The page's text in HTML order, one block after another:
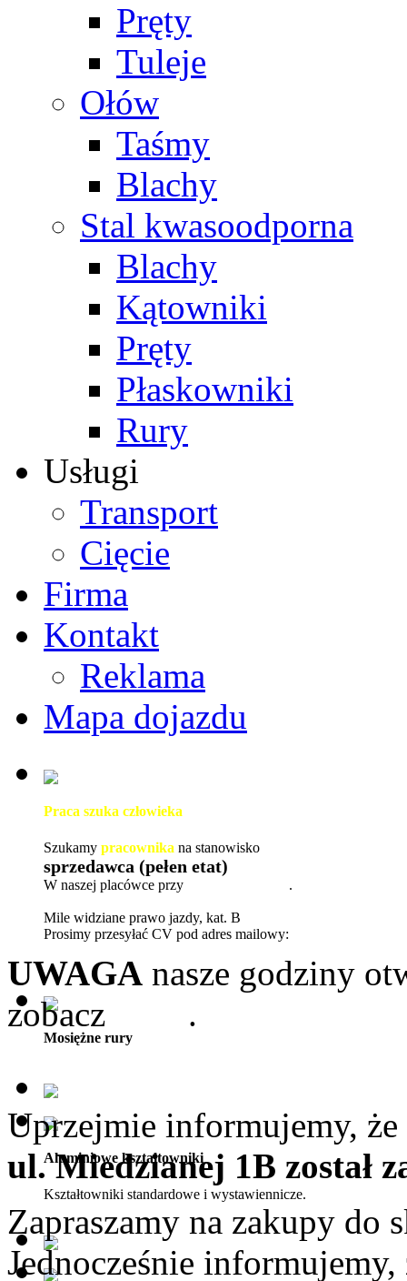
Pręty
Tuleje
Ołów
Taśmy
Blachy
Stal kwasoodporna
Blachy
Kątowniki
Pręty
Płaskowniki
Rury
Usługi
Transport
Cięcie
Firma
Kontakt
Reklama
Mapa dojazdu
Praca szuka człowieka
Szukamy pracownika na stanowisko
sprzedawca (pełen etat)
W naszej placówce przy .
Mile widziane prawo jazdy, kat. B
Prosimy przesyłać CV pod adres mailowy:
Mosiężne rury
Aluminiowe kształtowniki
Kształtowniki standardowe i wystawiennicze.
UWAGA nasze godziny
zobacz
.
Uprzejmie informujemy,
ul. Miedzianej 1B został
Zapraszamy na zakupy do
Jednocześnie